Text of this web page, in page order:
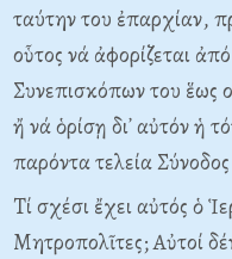
ταύτην του ἐπαρχίαν,
οὗτος νά ἀφορίζεται
Συνεπισκόπων του ἕως
ἤ νά ὁρίσῃ δι᾽ αὐτόν ἡ
παρόντα τελεία
Tί σχέσι ἔχει αὐτός ὁ
Mητροπολῖτες; Aὐτοί